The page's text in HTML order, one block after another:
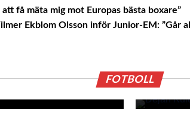
att få mäta mig mot Europas bästa boxare”
Ekblom Olsson inför Junior-EM: ”Går
FOTBOLL